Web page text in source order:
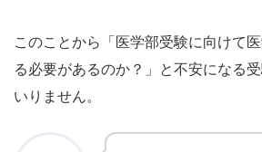
このことから「医学部受験に向けて
る必要があるのか？」と不安になる
いりません。